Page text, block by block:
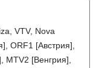
VTV, Nova
ORF1 [Австрия],
MTV2 [Венгрия],